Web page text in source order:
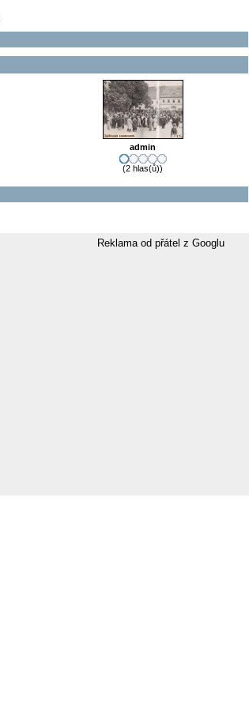
admin
(2 hlas(ů))
Reklama od přátel z Googlu